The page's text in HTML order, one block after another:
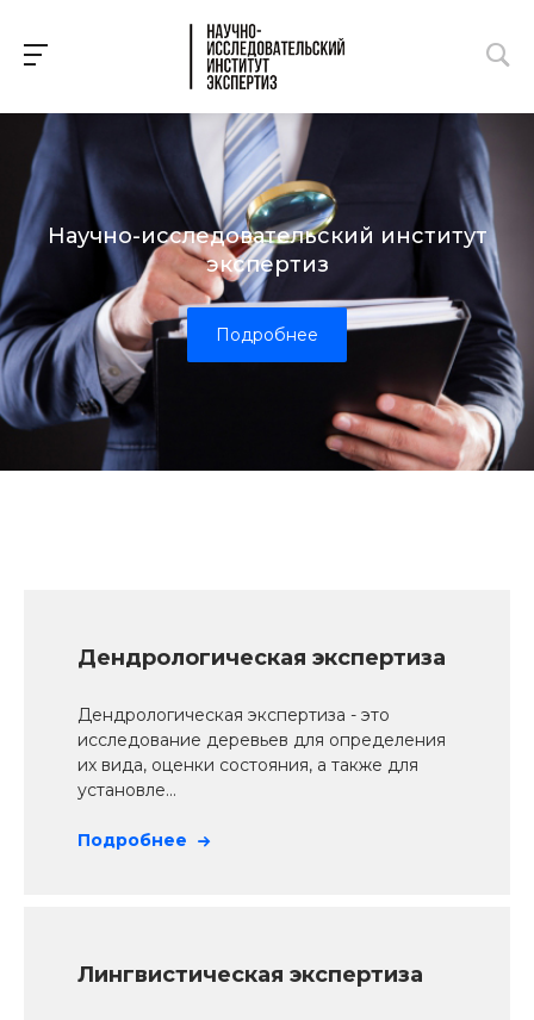
Научно-исследовательский институт
экспертиз
Подробнее
Дендрологическая экспертиза
Дендрологическая экспертиза - это
исследование деревьев для определения
их вида, оценки состояния, а также для
установле...
Подробнее
Лингвистическая экспертиза